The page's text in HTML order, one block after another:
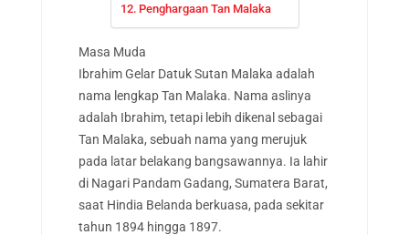
Penghargaan Tan Malaka
Masa Muda
Ibrahim Gelar Datuk Sutan Malaka adalah
nama lengkap Tan Malaka. Nama aslinya
adalah Ibrahim, tetapi lebih dikenal sebagai
Tan Malaka, sebuah nama yang merujuk
pada latar belakang bangsawannya. Ia lahir
di Nagari Pandam Gadang, Sumatera Barat,
saat Hindia Belanda berkuasa, pada sekitar
tahun 1894 hingga 1897.